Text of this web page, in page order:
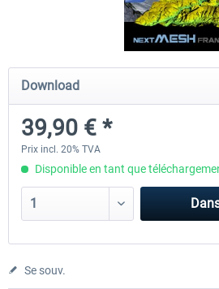
Hamburg-Finkenwerder
12,00 € *
Download
39,90 € *
Prix incl. 20% TVA
Disponible en tant que
Se souv.